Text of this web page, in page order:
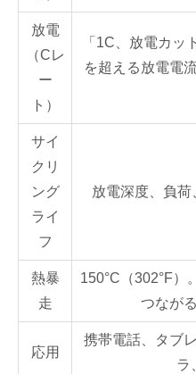
放電
（Cレ
ー
ト）
「1C、放電カッ
を超える放電電
サイ
クリ
ング
ライ
フ
放電深度、負
熱暴
走
150°C（302°F）
つなが
応用
携帯電話、タブ
ラ